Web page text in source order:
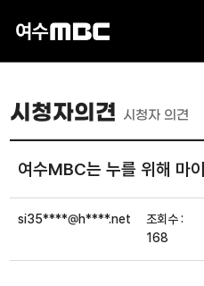
시청자의견 시청자 의견
여수MBC는 누를 위해 마
si35****@h****.net
조회수 :
168